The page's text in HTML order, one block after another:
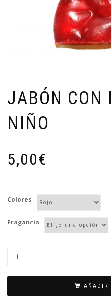
JABÓN CON
NIÑO
5,00€
Colores
Fragancia
AÑADIR